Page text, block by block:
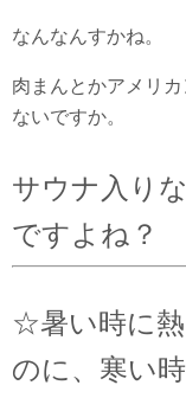
なんなんすかね。
肉まんとかアメリ
ないですか。
サウナ入り
ですよね？
☆暑い時に
のに、寒い